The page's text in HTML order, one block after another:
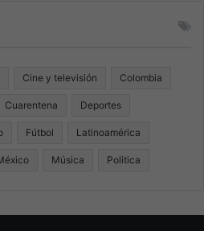
Cine y televisión Colombia
Cuarentena Deportes
Fútbol Latinoamérica
Música Politica